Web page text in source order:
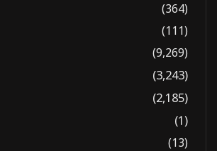
(364)
(111)
(9,269)
(3,243)
(2,185)
(1)
(13)